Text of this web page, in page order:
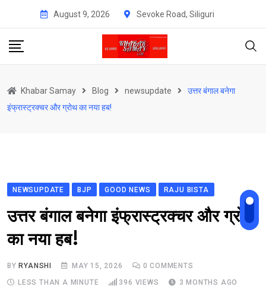
content
August 9, 2026 Sevoke Road, Siliguri
Khabar Samay Blog newsupdate
उत्तर बंगाल बनेगा
इंफ्रास्ट्रक्चर और ग्रोथ का नया हब!
NEWSUPDATE BJP GOOD NEWS RAJU BISTA
उत्तर बंगाल बनेगा इंफ्रास्ट्रक्चर और ग्रोथ
का नया हब!
BY RYANSHI MAY 15, 2026 0 COMMENTS
LESS THAN A MINUTE
396 VIEWS 3 MONTHS AGO